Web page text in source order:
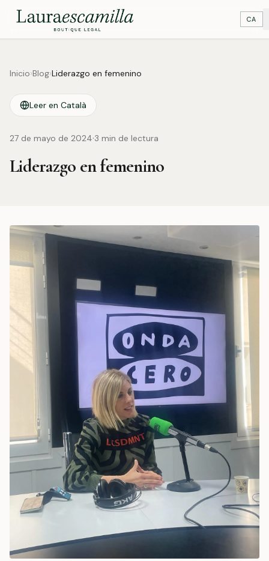
CA
Inicio›Blog›Liderazgo en femenino
Leer en Català
27 de mayo de 2024·3 min de lectura
Liderazgo en femenino